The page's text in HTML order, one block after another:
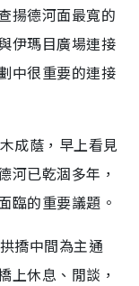
揚德河面最寬的
伊瑪目廣場連接
中很重要的連接
成蔭，早上看見
河已乾涸多年，
臨的重要議題。
撟中間為主通
上休息、閒談，